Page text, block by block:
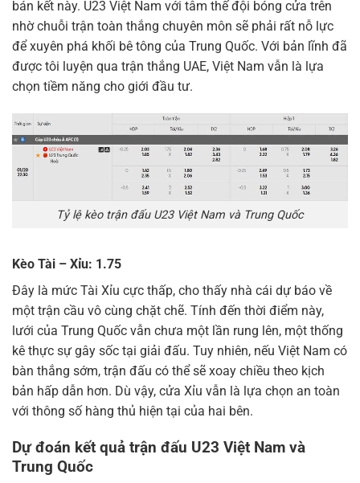
bán kết này. U23 Việt Nam với tâm thế đội bóng cửa trên
nhờ chuỗi trận toàn thắng chuyên môn sẽ phải rất nỗ lực
để xuyên phá khối bê tông của Trung Quốc. Với bản lĩnh đã
được tôi luyện qua trận thắng UAE, Việt Nam vẫn là lựa
chọn tiềm năng cho giới đầu tư.
Tỷ lệ kèo trận đấu U23 Việt Nam và Trung Quốc
Kèo Tài – Xỉu: 1.75
Đây là mức Tài Xỉu cực thấp, cho thấy nhà cái dự báo về
một trận cầu vô cùng chặt chẽ. Tính đến thời điểm này,
lưới của Trung Quốc vẫn chưa một lần rung lên, một thống
kê thực sự gây sốc tại giải đấu. Tuy nhiên, nếu Việt Nam có
bàn thắng sớm, trận đấu có thể sẽ xoay chiều theo kịch
bản hấp dẫn hơn. Dù vậy, cửa Xỉu vẫn là lựa chọn an toàn
với thông số hàng thủ hiện tại của hai bên.
Dự đoán kết quả trận đấu U23 Việt Nam và
Trung Quốc